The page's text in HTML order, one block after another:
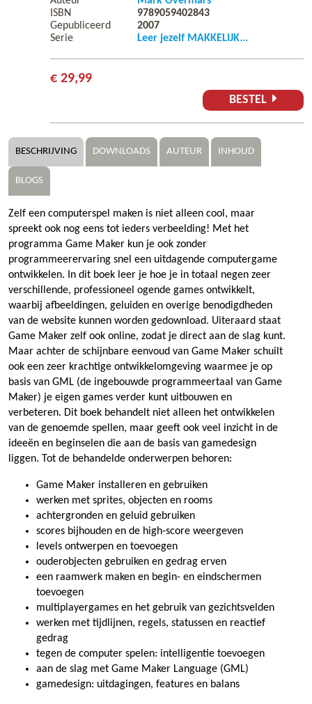
ISBN
9789059402843
Gepubliceerd
2007
Serie
Leer jezelf MAKKELIJK...
€ 29,99
BESTEL
BESCHRIJVING DOWNLOADS AUTEUR INHOUD
BLOGS
Zelf een computerspel maken is niet alleen cool, maar
spreekt ook nog eens tot ieders verbeelding! Met het
programma Game Maker kun je ook zonder
programmeerervaring snel een uitdagende computergame
ontwikkelen. In dit boek leer je hoe je in totaal negen zeer
verschillende, professioneel ogende games ontwikkelt,
waarbij afbeeldingen, geluiden en overige benodigdheden
van de website kunnen worden gedownload. Uiteraard staat
Game Maker zelf ook online, zodat je direct aan de slag kunt.
Maar achter de schijnbare eenvoud van Game Maker schuilt
ook een zeer krachtige ontwikkelomgeving waarmee je op
basis van GML (de ingebouwde programmeertaal van Game
Maker) je eigen games verder kunt uitbouwen en
verbeteren. Dit boek behandelt niet alleen het ontwikkelen
van de genoemde spellen, maar geeft ook veel inzicht in de
ideeën en beginselen die aan de basis van gamedesign
liggen. Tot de behandelde onderwerpen behoren:
Game Maker installeren en gebruiken
werken met sprites, objecten en rooms
achtergronden en geluid gebruiken
scores bijhouden en de high-score weergeven
levels ontwerpen en toevoegen
ouderobjecten gebruiken en gedrag erven
een raamwerk maken en begin- en eindschermen
toevoegen
multiplayergames en het gebruik van gezichtsvelden
werken met tijdlijnen, regels, statussen en reactief
gedrag
tegen de computer spelen: intelligentie toevoegen
aan de slag met Game Maker Language (GML)
gamedesign: uitdagingen, features en balans